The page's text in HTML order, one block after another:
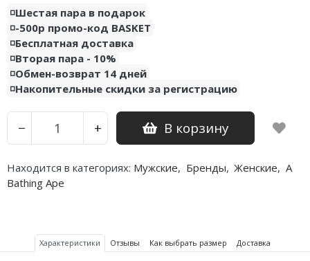
◽️Шестая пара в подарок
◽️-500р промо-код BASKET
◽️Бесплатная доставка
◽️Вторая пара - 10%
◽️Обмен-возврат 14 дней
◽️Накопительные скидки за регистрацию
− + В корзину
Находится в категориях: Мужские, Бренды, Женские, A
Bathing Ape
Характеристики Отзывы Как выбрать размер Доставка
Nike Uptempo
Nike Foamposite